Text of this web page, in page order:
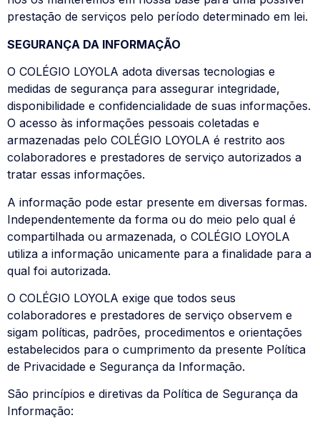
prestação de serviços pelo período determinado em lei.
SEGURANÇA DA INFORMAÇÃO
O COLÉGIO LOYOLA adota diversas tecnologias e
medidas de segurança para assegurar integridade,
disponibilidade e confidencialidade de suas informações.
O acesso às informações pessoais coletadas e
armazenadas pelo COLÉGIO LOYOLA é restrito aos
colaboradores e prestadores de serviço autorizados a
tratar essas informações.
A informação pode estar presente em diversas formas.
Independentemente da forma ou do meio pelo qual é
compartilhada ou armazenada, o COLÉGIO LOYOLA
utiliza a informação unicamente para a finalidade para a
qual foi autorizada.
O COLÉGIO LOYOLA exige que todos seus
colaboradores e prestadores de serviço observem e
sigam políticas, padrões, procedimentos e orientações
estabelecidos para o cumprimento da presente Política
de Privacidade e Segurança da Informação.
São princípios e diretivas da Política de Segurança da
Informação: